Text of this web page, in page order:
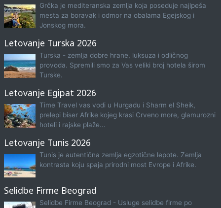
Grčka je mediteranska zemlja koja poseduje najlpeša
mesta za boravak i odmor na obalama Egejskog i
Jonskog mora.
Letovanje Turska 2026
Turska - zemlja dobre hrane, luksuza i odličnog
provoda. Spremili smo za Vas veliki broj hotela širom
Turske.
Letovanje Egipat 2026
Time Travel vas vodi u Hurgadu i Sharm el Sheik,
prelepi biser Afrike kojeg krasi Crveno more, glamurozni
hoteli i rajske plaže...
Letovanje Tunis 2026
Tunis je autentična zemlja egzotične lepote. Zemlja
kontrasta koju spaja prirodni most Evrope i Afrike.
Selidbe Firme Beograd
Selidbe Firme Beograd - Usluge selidbe firme po